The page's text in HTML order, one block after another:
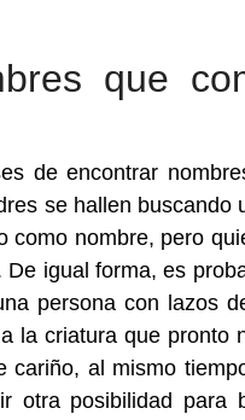
que
de encontrar
se hallen buscando
nombre, pero
igual forma, es
persona con lazos
la criatura que pronto
cariño, al mismo
otra posibilidad para